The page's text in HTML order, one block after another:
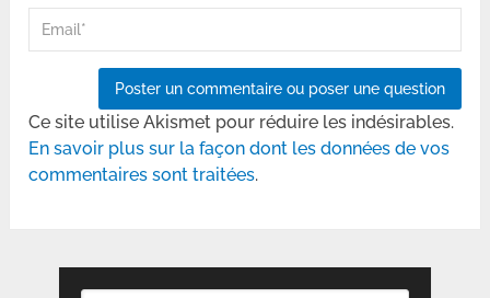
Ce site utilise Akismet pour réduire les indésirables.
En savoir plus sur la façon dont les données de vos
commentaires sont traitées.